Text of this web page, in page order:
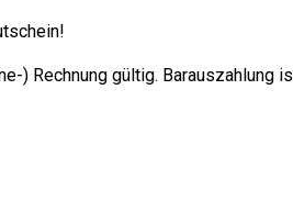
) Rechnung gültig. Barauszahlung